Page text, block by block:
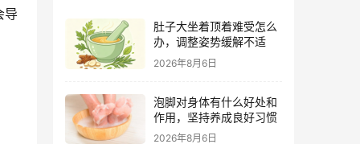
导
肚子大坐着顶着难受怎么
办，调整姿势缓解不适
2026年8月6日
泡脚对身体有什么好处和
作用，坚持养成良好习惯
2026年8月6日